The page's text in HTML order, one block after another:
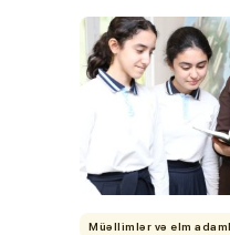
Müəllimlər və elm